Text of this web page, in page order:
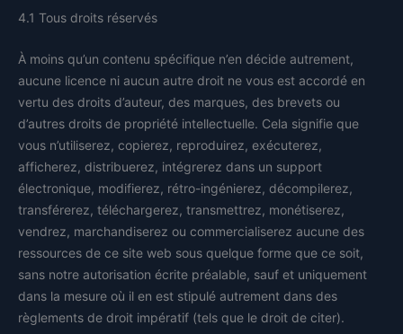
4.1 Tous droits réservés
À moins qu’un contenu spécifique n’en décide autrement,
aucune licence ni aucun autre droit ne vous est accordé en
vertu des droits d’auteur, des marques, des brevets ou
d’autres droits de propriété intellectuelle. Cela signifie que
vous n’utiliserez, copierez, reproduirez, exécuterez,
afficherez, distribuerez, intégrerez dans un support
électronique, modifierez, rétro-ingénierez, décompilerez,
transférerez, téléchargerez, transmettrez, monétiserez,
vendrez, marchandiserez ou commercialiserez aucune des
ressources de ce site web sous quelque forme que ce soit,
sans notre autorisation écrite préalable, sauf et uniquement
dans la mesure où il en est stipulé autrement dans des
règlements de droit impératif (tels que le droit de citer).